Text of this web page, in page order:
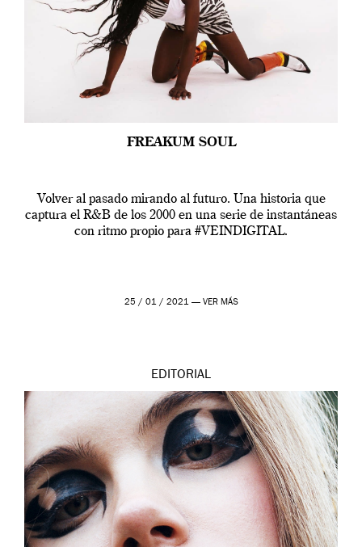
FREAKUM SOUL
Volver al pasado mirando al futuro. Una historia que
captura el R&B de los 2000 en una serie de instantáneas
con ritmo propio para #VEINDIGITAL.
25 / 01 / 2021 — VER MÁS
EDITORIAL